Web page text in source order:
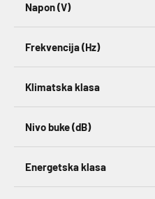
Napon (V)
Frekvencija (Hz)
Klimatska klasa
Nivo buke (dB)
Energetska klasa